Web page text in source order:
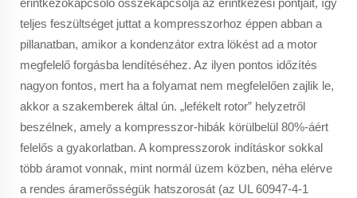
érintkezőkapcsoló összekapcsolja az érintkezési pontjait, így
teljes feszültséget juttat a kompresszorhoz éppen abban a
pillanatban, amikor a kondenzátor extra lökést ad a motor
megfelelő forgásba lendítéséhez. Az ilyen pontos időzítés
nagyon fontos, mert ha a folyamat nem megfelelően zajlik le,
akkor a szakemberek által ún. „lefékelt rotor” helyzetről
beszélnek, amely a kompresszor-hibák körülbelül 80%-áért
felelős a gyakorlatban. A kompresszorok indításkor sokkal
több áramot vonnak, mint normál üzem közben, néha elérve
a rendes áramerősségük hatszorosát (az UL 60947-4-1